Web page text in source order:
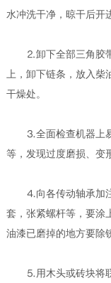
水冲洗干净，晾干后开
⒉卸下全部三角胶带
上，卸下链条，放入
干燥处。
⒊全面检查机器上易
等，发现过度磨损、变
⒋向各传动轴承加注
套，张紧螺杆等，要涂
油漆已磨掉的地方要除
⒌用木头或砖块将联